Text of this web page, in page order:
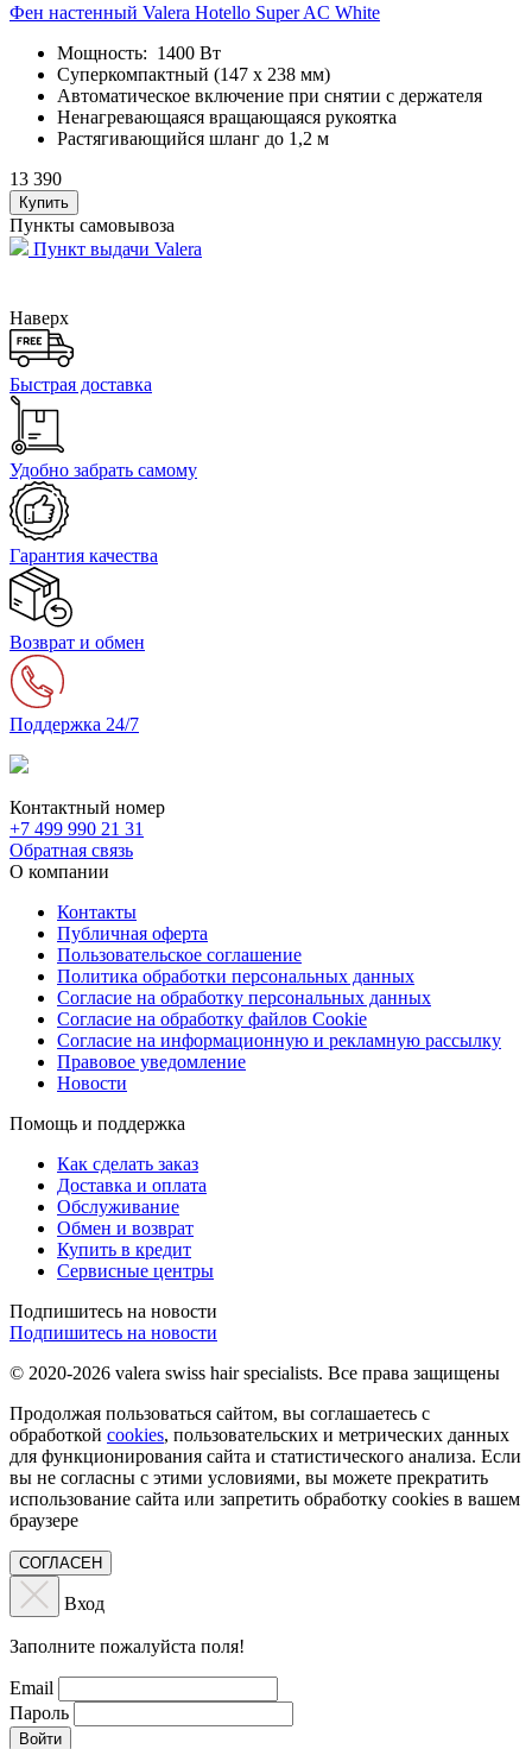
Фен настенный Valera Hotello Super AC White
Мощность: 1400 Вт
Суперкомпактный (147 x 238 мм)
Автоматическое включение при снятии с держателя
Ненагревающаяся вращающаяся рукоятка
Растягивающийся шланг до 1,2 м
13 390
Купить
Пункты самовывоза
Пункт выдачи Valera
Наверх
Быстрая доставка
Удобно забрать самому
Гарантия качества
Возврат и обмен
Поддержка 24/7
Контактный номер
+7 499 990 21 31
Обратная связь
О компании
Контакты
Публичная оферта
Пользовательское соглашение
Политика обработки персональных данных
Согласие на обработку персональных данных
Согласие на обработку файлов Cookie
Согласие на информационную и рекламную рассылку
Правовое уведомление
Новости
Помощь и поддержка
Как сделать заказ
Доставка и оплата
Обслуживание
Обмен и возврат
Купить в кредит
Сервисные центры
Подпишитесь на новости
Подпишитесь на новости
© 2020-2026 valera swiss hair specialists. Все права защищены
Продолжая пользоваться сайтом, вы соглашаетесь с
обработкой cookies, пользовательских и метрических данных
для функционирования сайта и статистического анализа. Если
вы не согласны с этими условиями, вы можете прекратить
использование сайта или запретить обработку cookies в вашем
браузере
СОГЛАСЕН
Вход
Заполните пожалуйста поля!
Email
Пароль
Войти